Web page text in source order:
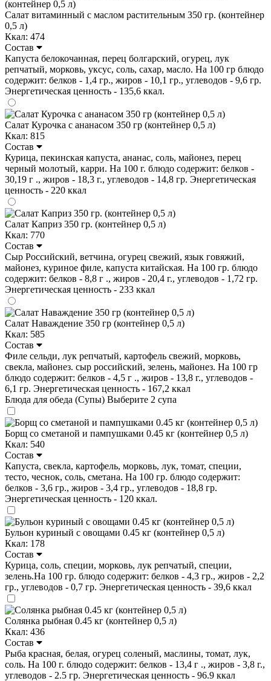
Салат витаминный с маслом растительным 350 гр. (контейнер
0,5 л)
Ккал: 474
Состав
Капуста белокочанная, перец болгарский, огурец, лук
репчатый, морковь, уксус, соль, сахар, масло. На 100 гр блюдо
содержит: белков - 1,4 гр., жиров - 10,1 гр., углеводов - 9,6 гр.
Энергетическая ценность - 135,6 ккал.
Салат Курочка с ананасом 350 гр (контейнер 0,5 л)
Ккал: 815
Состав
Курица, пекинская капуста, ананас, соль, майонез, перец
черный молотый, карри. На 100 г. блюдо содержит: белков -
30,19 г ., жиров - 18,3 г., углеводов - 14,8 гр. Энергетическая
ценность - 220 ккал
Салат Каприз 350 гр. (контейнер 0,5 л)
Ккал: 770
Состав
Сыр Российский, ветчина, огурец свежий, язык говяжий,
майонез, куриное филе, капуста китайская. На 100 гр. блюдо
содержит: белков - 8,8 г ., жиров - 20,4 г., углеводов - 1,72 гр.
Энергетическая ценность - 233 ккал
Салат Наваждение 350 гр (контейнер 0,5 л)
Ккал: 585
Состав
Филе сельди, лук репчатый, картофель свежий, морковь,
свекла, майонез. сыр российский, зелень, майонез. На 100 гр
блюдо содержит: белков - 4,5 г ., жиров - 13,8 г., углеводов -
6,1 гр. Энергетическая ценность - 167,2 ккал
Блюда для обеда (Супы) Выберите 2 супа
Борщ со сметаной и пампушками 0.45 кг (контейнер 0,5 л)
Ккал: 540
Состав
Капуста, свекла, картофель, морковь, лук, томат, специи,
тесто, чеснок, соль, сметана. На 100 гр. блюдо содержит:
белков - 3,6 гр., жиров - 3,4 гр., углеводов - 18,8 гр.
Энергетическая ценность - 120 ккал.
Бульон куриный с овощами 0.45 кг (контейнер 0,5 л)
Ккал: 178
Состав
Курица, соль, специи, морковь, лук репчатый, специи,
зелень.На 100 гр. блюдо содержит: белков - 4,3 гр., жиров - 2,2
гр., углеводов - 0,7 гр. Энергетическая ценность - 39,6 ккал
Солянка рыбная 0.45 кг (контейнер 0,5 л)
Ккал: 436
Состав
Рыба красная, белая, огурец соленый, маслины, томат, лук,
соль. На 100 г. блюдо содержит: белков - 13,4 г ., жиров - 3,8 г.,
углеводов - 2.5 гр. Энергетическая ценность - 96.9 ккал